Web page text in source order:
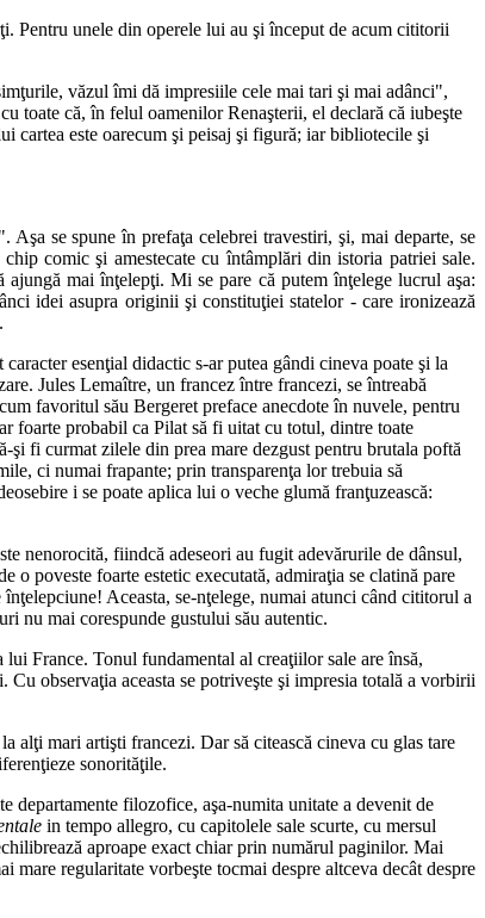
Pentru unele din operele lui au şi început de acum cititorii
văzul îmi dă impresiile cele mai tari şi mai adânci",
toate că, în felul oamenilor Renaşterii, el declară că iubeşte
cartea este oarecum şi peisaj şi figură; iar bibliotecile şi
se spune în prefaţa celebrei travestiri, şi, mai departe, se
comic şi amestecate cu întâmplări din istoria patriei sale.
mai înţelepţi. Mi se pare că putem înţelege lucrul aşa:
idei asupra originii şi constituţiei statelor - care ironizează
esenţial didactic s-ar putea gândi cineva poate şi la
Jules Lemaître, un francez între francezi, se întreabă
favoritul său Bergeret preface anecdote în nuvele, pentru
foarte probabil ca Pilat să fi uitat cu totul, dintre toate
fi curmat zilele din prea mare dezgust pentru brutala poftă
ci numai frapante; prin transparenţa lor trebuia să
i se poate aplica lui o veche glumă franţuzească:
nenorocită, fiindcă adeseori au fugit adevărurile de dânsul,
poveste foarte estetic executată, admiraţia se clatină pare
Aceasta, se-nţelege, numai atunci când cititorul a
nu mai corespunde gustului său autentic.
France. Tonul fundamental al creaţiilor sale are însă,
observaţia aceasta se potriveşte şi impresia totală a vorbirii
alţi mari artişti francezi. Dar să citească cineva cu glas tare
sonorităţile.
departamente filozofice, aşa-numita unitate a devenit de
in tempo allegro, cu capitolele sale scurte, cu mersul
aproape exact chiar prin numărul paginilor. Mai
regularitate vorbeşte tocmai despre altceva decât despre